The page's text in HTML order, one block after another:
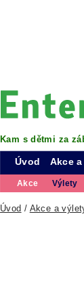
Kam s dětmi za
Úvod Akce
Akce Výlety
Úvod / Akce a